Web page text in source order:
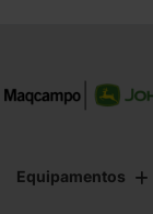
Equipamentos